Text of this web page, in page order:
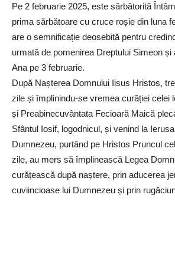
Pe 2 februarie 2025, este sărbătorită
prima sărbătoare cu cruce roșie din luna
are o semnificație deosebită pentru
urmată de pomenirea Dreptului Simeon și
Ana pe 3 februarie.
După Nașterea Domnului Iisus Hristos,
zile și împlinindu-se vremea curăției celei
și Preabinecuvântata Fecioară Maică
Sfântul Iosif, logodnicul, și venind la
Dumnezeu, purtând pe Hristos Pruncul
zile, au mers să împlinească Legea
curățească după naștere, prin aducerea
cuviincioase lui Dumnezeu și prin